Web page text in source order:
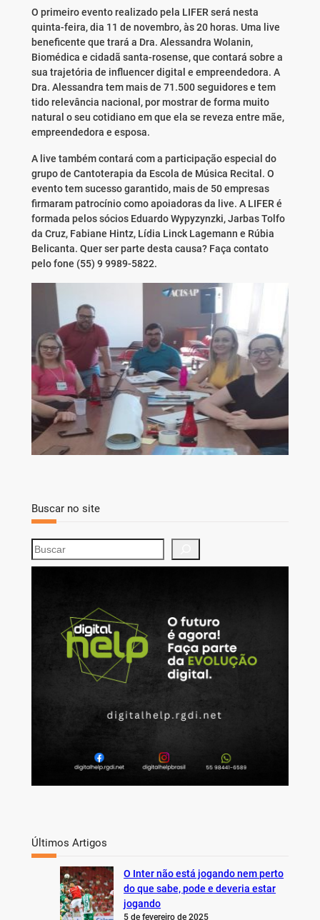
O primeiro evento realizado pela LIFER será nesta
quinta-feira, dia 11 de novembro, às 20 horas. Uma live
beneficente que trará a Dra. Alessandra Wolanin,
Biomédica e cidadã santa-rosense, que contará sobre a
sua trajetória de influencer digital e empreendedora. A
Dra. Alessandra tem mais de 71.500 seguidores e tem
tido relevância nacional, por mostrar de forma muito
natural o seu cotidiano em que ela se reveza entre mãe,
empreendedora e esposa.
A live também contará com a participação especial do
grupo de Cantoterapia da Escola de Música Recital. O
evento tem sucesso garantido, mais de 50 empresas
firmaram patrocínio como apoiadoras da live. A LIFER é
formada pelos sócios Eduardo Wypyzynzki, Jarbas Tolfo
da Cruz, Fabiane Hintz, Lídia Linck Lagemann e Rúbia
Belicanta. Quer ser parte desta causa? Faça contato
pelo fone (55) 9 9989-5822.
Buscar no site
S
e
Últimos Artigos
O Inter não está jogando nem perto
do que sabe, pode e deveria estar
jogando
5 de fevereiro de 2025